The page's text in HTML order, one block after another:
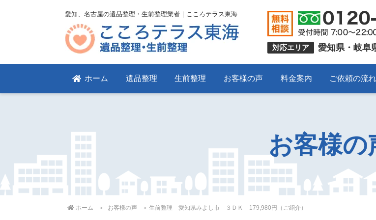
愛知、名古屋の遺品整理・生前整理業者｜こころテラス東海
対応エリア 愛知県・岐阜
ホーム 遺品整理 生前整理 お客様の声 料金案内 ご依頼の流れ
お客様の
ホーム お客様の声 生前整理 愛知県みよし市 ３ＤＫ 179,980円（ご紹介）